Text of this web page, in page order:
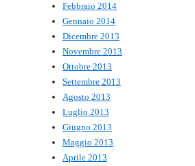
Febbraio 2014
Gennaio 2014
Dicembre 2013
Novembre 2013
Ottobre 2013
Settembre 2013
Agosto 2013
Luglio 2013
Giugno 2013
Maggio 2013
Aprile 2013